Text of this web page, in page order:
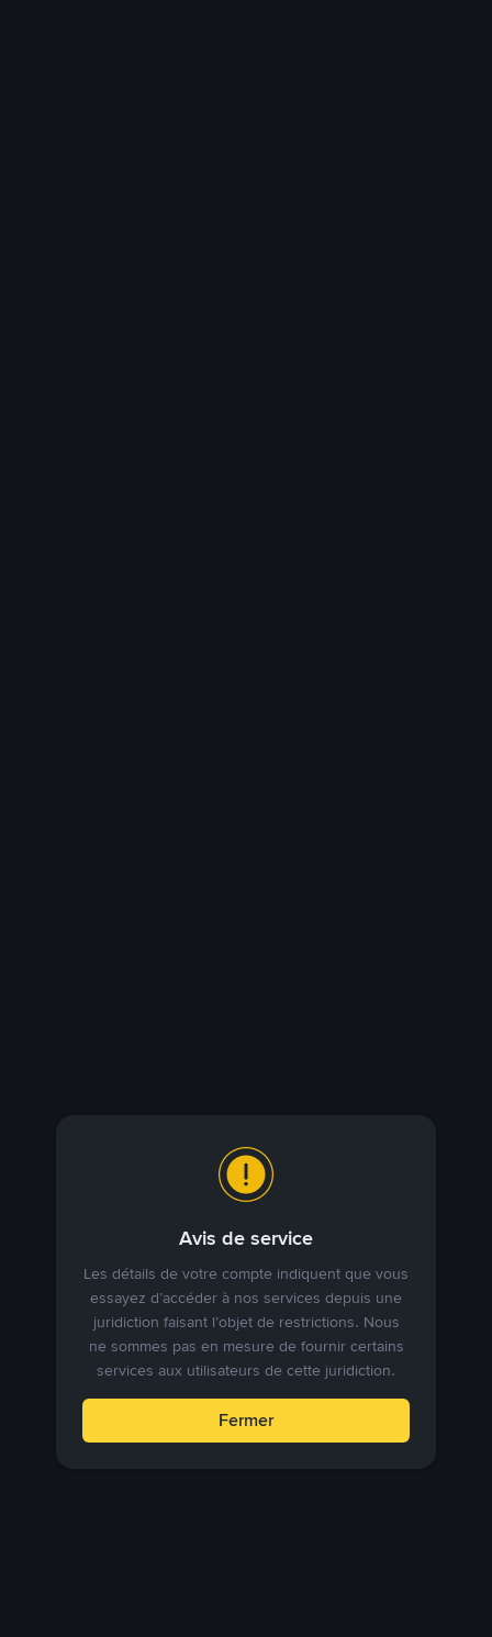
Avis de service
Les détails de votre compte indiquent que vous
essayez d’accéder à nos services depuis une
juridiction faisant l’objet de restrictions. Nous
ne sommes pas en mesure de fournir certains
services aux utilisateurs de cette juridiction.
Fermer